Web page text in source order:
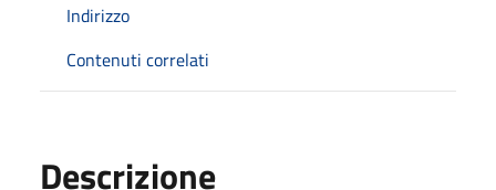
Indirizzo
Contenuti correlati
Descrizione